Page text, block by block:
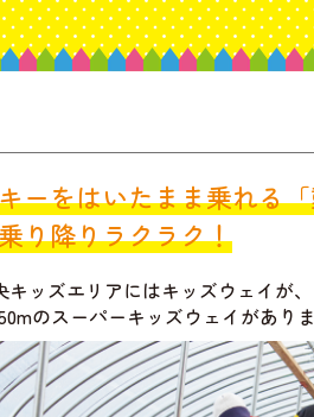
ーをはいたまま乗れる
り降りラクラク！
キッズエリアにはキッズウェイが
のスーパーキッズウェイがありま